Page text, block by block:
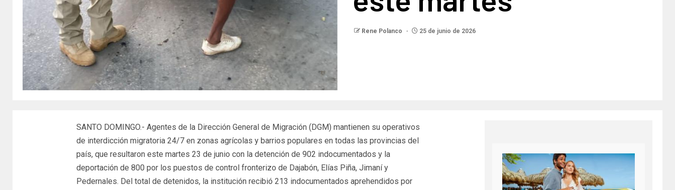
Rene Polanco 25 de junio de 2026
SANTO DOMINGO.- Agentes de la Dirección General de Migración (DGM) mantienen su operativos
de interdicción migratoria 24/7 en zonas agrícolas y barrios populares en todas las provincias del
país, que resultaron este martes 23 de junio con la detención de 902 indocumentados y la
deportación de 800 por los puestos de control fronterizo de Dajabón, Elías Piña, Jimaní y
Pedernales. Del total de detenidos, la institución recibió 213 indocumentados aprehendidos por